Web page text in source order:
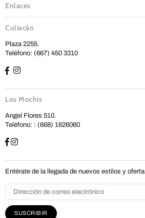
Enlaces
Culiacán
Plaza 2255.
Teléfono: (667) 450 3310
Los Mochis
Angel Flores 510.
Teléfono: : (668) 1626060
Entérate de la llegada de nuevos estilos y
SUSCRIBIR